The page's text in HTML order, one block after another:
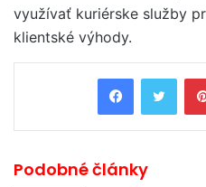
využívať kuriérske služby
klientské výhody.
Podobné články